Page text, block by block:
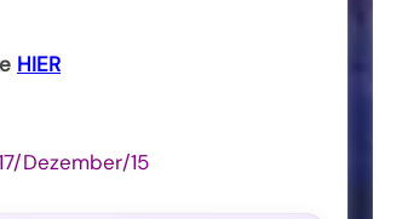
HIER
Dezember/15